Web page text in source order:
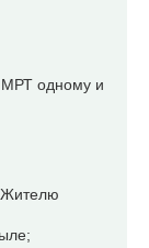
МРТ одному и